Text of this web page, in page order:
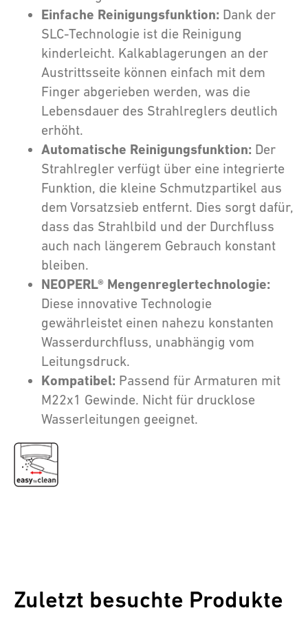
Einfache Reinigungsfunktion: Dank der
SLC-Technologie ist die Reinigung
kinderleicht. Kalkablagerungen an der
Austrittsseite können einfach mit dem
Finger abgerieben werden, was die
Lebensdauer des Strahlreglers deutlich
erhöht.
Automatische Reinigungsfunktion: Der
Strahlregler verfügt über eine integrierte
Funktion, die kleine Schmutzpartikel aus
dem Vorsatzsieb entfernt. Dies sorgt dafür,
dass das Strahlbild und der Durchfluss
auch nach längerem Gebrauch konstant
bleiben.
NEOPERL® Mengenreglertechnologie:
Diese innovative Technologie
gewährleistet einen nahezu konstanten
Wasserdurchfluss, unabhängig vom
Leitungsdruck.
Kompatibel: Passend für Armaturen mit
M22x1 Gewinde. Nicht für drucklose
Wasserleitungen geeignet.
Zuletzt besuchte Produkte